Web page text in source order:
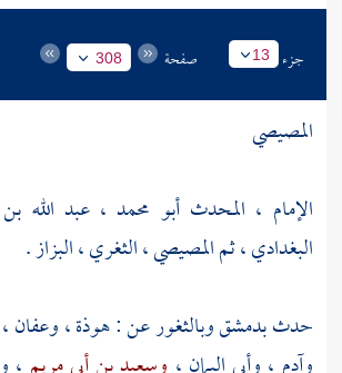
جزء 13 صفحة 308
المصيصي
الإمام ، المحدث أبو محمد ، عبد الله
البغدادي ، ثم المصيصي ، الثغري ، البزاز .
حدثبدمشقوبالثغورعن: هوذة،وعفان،